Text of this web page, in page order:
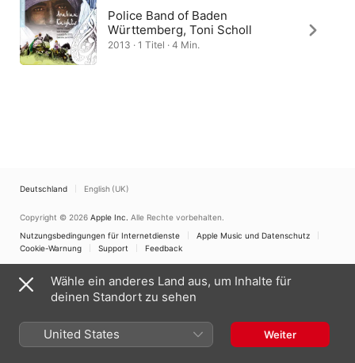
Police Band of Baden
Württemberg, Toni Scholl
2013 · 1 Titel · 4 Min.
Deutschland English (UK)
Copyright © 2026 Apple Inc. Alle Rechte vorbehalten.
Nutzungsbedingungen für Internetdienste
Apple Music und Datenschutz
Cookie-Warnung
Support Feedback
Wähle ein anderes Land aus, um Inhalte für
deinen Standort zu sehen
United States Weiter